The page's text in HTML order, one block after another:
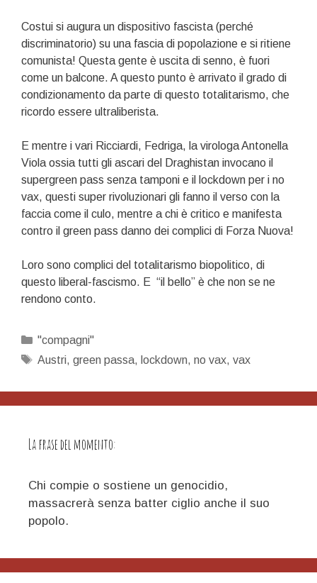
Costui si augura un dispositivo fascista (perché
discriminatorio) su una fascia di popolazione e si ritiene
comunista! Questa gente è uscita di senno, è fuori
come un balcone. A questo punto è arrivato il grado di
condizionamento da parte di questo totalitarismo, che
ricordo essere ultraliberista.
E mentre i vari Ricciardi, Fedriga, la virologa Antonella
Viola ossia tutti gli ascari del Draghistan invocano il
supergreen pass senza tamponi e il lockdown per i no
vax, questi super rivoluzionari gli fanno il verso con la
faccia come il culo, mentre a chi è critico e manifesta
contro il green pass danno dei complici di Forza Nuova!
Loro sono complici del totalitarismo biopolitico, di
questo liberal-fascismo. E “il bello” è che non se ne
rendono conto.
Categorie
"compagni"
Tag
Austri, green passa, lockdown, no vax, vax
La frase del momento:
Chi compie o sostiene un genocidio,
massacrerà senza batter ciglio anche il suo
popolo.